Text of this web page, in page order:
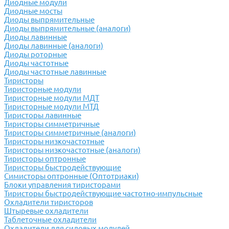
Диодные модули
Диодные мосты
Диоды выпрямительные
Диоды выпрямительные (аналоги)
Диоды лавинные
Диоды лавинные (аналоги)
Диоды роторные
Диоды частотные
Диоды частотные лавинные
Тиристоры
Тиристорные модули
Тиристорные модули МДТ
Тиристорные модули МТД
Тиристоры лавинные
Тиристоры симметричные
Тиристоры симметричные (аналоги)
Тиристоры низкочастотные
Тиристоры низкочастотные (аналоги)
Тиристоры оптронные
Тиристоры быстродействующие
Симисторы оптронные (Оптотриаки)
Блоки управления тиристорами
Тиристоры быстродействующие частотно-импульсные
Охладители тиристоров
Штыревые охладители
Таблеточные охладители